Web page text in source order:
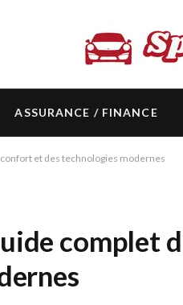
ASSURANCE / FINANCE
et des technologies modernes
complet